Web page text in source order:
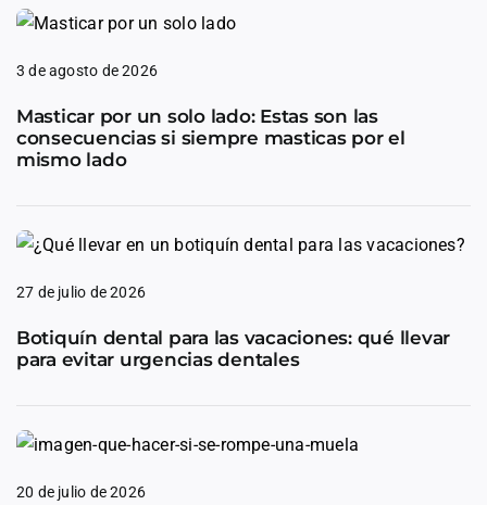
3 de agosto de 2026
Masticar por un solo lado: Estas son las
consecuencias si siempre masticas por el
mismo lado
27 de julio de 2026
Botiquín dental para las vacaciones: qué llevar
para evitar urgencias dentales
20 de julio de 2026